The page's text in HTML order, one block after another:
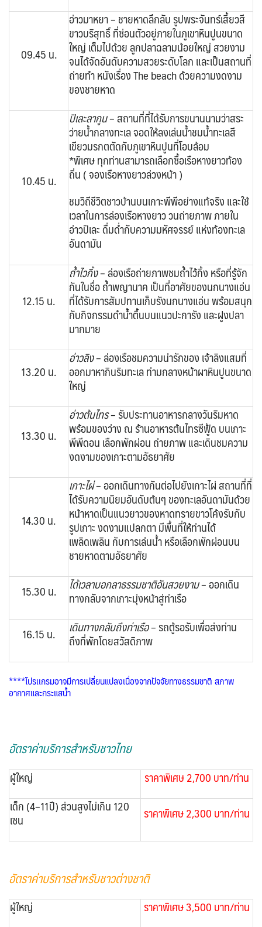
09.45 น.
อ่าวมาหยา – ชายหาดลึกลับ รูปพระจันทร์เสี้ยวสี
ขาวบริสุทธิ์ ที่ซ่อนตัวอยู่ภายในภูเขาหินปูนขนาด
ใหญ่ เต็มไปด้วย ลูกปลาฉลามน้อยใหญ่ สวยงาม
จนได้จัดอันดับความสวยระดับโลก และเป็นสถานที่
ถ่ายทำ หนังเรื่อง The beach ด้วยความงดงาม
ของชายหาด
10.45 น.
ปิเละลากูน– สถานที่ที่ได้รับการขนานนามว่าสระ
ว่ายน้ำกลางทะเล จอดให้ลงเล่นน้ำชมน้ำทะเลสี
เขียวมรกตตัดกับภูเขาหินปูนที่โอบล้อม
*พิเศษ ทุกท่านสามารถเลือกซื้อเรือหางยาวท้อง
ถิ่น ( จองเรือหางยาวล่วงหน้า )
ชมวิถีชีวิตชาวบ้านบนเกาะพีพีอย่างแท้จริง และใช้
เวลาในการล่องเรือหางยาว วนถ่ายภาพ ภายใน
อ่าวปิเละ ดื่มด่ำกับความมหัศจรรย์ แห่งท้องทะเล
อันดามัน
12.15 น.
ถ้ำไวกิ้ง– ล่องเรือถ่ายภาพชมถ้ำไว้กิ้ง หรือที่รู้จัก
กันในชื่อ ถ้ำพญานาค เป็นที่อาศัยของนกนางแอ่น
ที่ได้รับการสัมปทานเก็บรังนกนางแอ่น พร้อมสนุก
กับกิจกรรมดำน้ำตื้นบนแนวปะการัง และฝูงปลา
มากมาย
13.20 น.
อ่าวลิง– ล่องเรือชมความน่ารักของ เจ้าลิงแสมที่
ออกมาหากินริมทะเล ท่ามกลางหน้าผาหินปูนขนาด
ใหญ่
13.30 น.
อ่าวต้นไทร– รับประทานอาหารกลางวันริมหาด
พร้อมของว่าง ณ ร้านอาหารต้นไทรซีฟู้ด บนเกาะ
พีพีดอน เลือกพักผ่อน ถ่ายภาพ และเดินชมความ
งดงามของเกาะตามอัธยาศัย
14.30 น.
เกาะไผ่– ออกเดินทางกันต่อไปยังเกาะไผ่ สถานที่ที่
ได้รับความนิยมอันดับต้นๆ ของทะเลอันดามันด้วย
หน้าหาดเป็นแนวยาวของหาดทรายขาวโค้งรับกับ
รูปเกาะ งดงามแปลกตา มีพื้นที่ให้ท่านได้
เพลิดเพลิน กับการเล่นน้ำ หรือเลือกพักผ่อนบน
ชายหาดตามอัธยาศัย
15.30 น.
ได้เวลาบอกลาธรรมชาติอันสวยงาม– ออกเดิน
ทางกลับจากเกาะมุ่งหน้าสู่ท่าเรือ
16.15 น.
เดินทางกลับถึงท่าเรือ– รถตู้รอรับเพื่อส่งท่าน
ถึงที่พักโดยสวัสดิภาพ
****โปรเเกรมอาจมีการเปลี่ยนแปลงเนื่องจากปัจจัยทางธรรมชาติ สภาพ
อากาศและกระแสน้ำ
อัตราค่าบริการสำหรับชาวไทย
ผู้ใหญ่
ราคาพิเศษ 2,700 บาท/ท่าน
เด็ก (4–11ปี) ส่วนสูงไม่เกิน 120
เซน ราคาพิเศษ 2,300 บาท/ท่าน
อัตราค่าบริการสำหรับชาวต่างชาติ
ผู้ใหญ่
ราคาพิเศษ 3,500 บาท/ท่าน